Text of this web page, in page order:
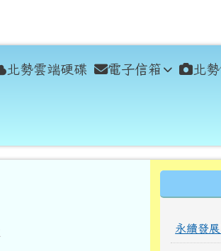
北勢雲端硬碟 電子信箱 北
右邊
永續發